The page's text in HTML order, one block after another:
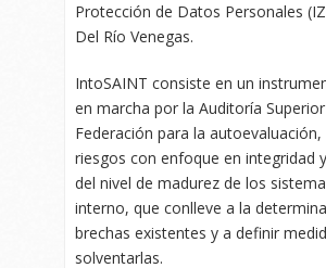
Protección de Datos Personales
Del Río Venegas.
IntoSAINT consiste en un
en marcha por la Auditoría
Federación para la autoevaluación,
riesgos con enfoque en integridad
del nivel de madurez de los
interno, que conlleve a la
brechas existentes y a definir
solventarlas.